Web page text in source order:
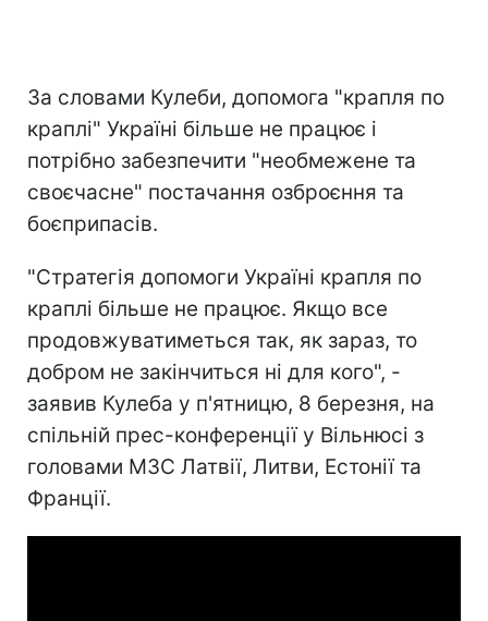
За словами Кулеби, допомога "крапля по
краплі" Україні більше не працює і
потрібно забезпечити "необмежене та
своєчасне" постачання озброєння та
боєприпасів.
"Стратегія допомоги Україні крапля по
краплі більше не працює. Якщо все
продовжуватиметься так, як зараз, то
добром не закінчиться ні для кого", -
заявив Кулеба у п'ятницю, 8 березня, на
спільній прес-конференції у Вільнюсі з
головами МЗС Латвії, Литви, Естонії та
Франції.